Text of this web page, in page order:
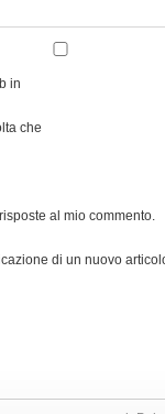
in
che
al mio commento.
di un nuovo